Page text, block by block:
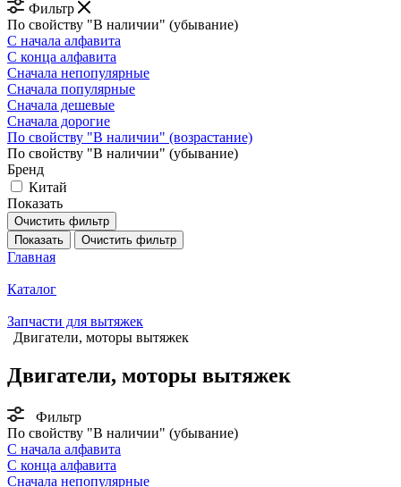
Фильтр
По свойству "В наличии" (убывание)
С начала алфавита
С конца алфавита
Сначала непопулярные
Сначала популярные
Сначала дешевые
Сначала дорогие
По свойству "В наличии" (возрастание)
По свойству "В наличии" (убывание)
Бренд
Китай
Показать
Очистить фильтр
Показать
Очистить фильтр
Главная
Каталог
Запчасти для вытяжек
Двигатели, моторы вытяжек
Двигатели, моторы вытяжек
Фильтр
По свойству "В наличии" (убывание)
С начала алфавита
С конца алфавита
Сначала непопулярные